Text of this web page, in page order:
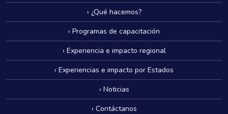
› ¿Qué hacemos?
› Programas de capacitación
› Experiencia e impacto regional
› Experiencias e impacto por Estados
› Noticias
› Contáctanos